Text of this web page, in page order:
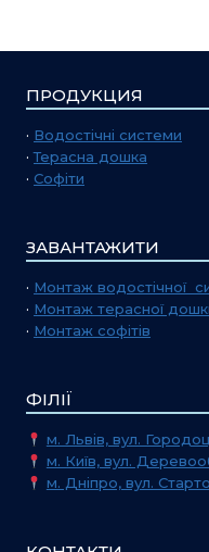
ПРОДУКЦИЯ
· Водостічні системи
·Терасна дошка
· Софіти
ЗАВАНТАЖИТИ
· Монтаж водостічної
· Монтаж терасної
· Монтаж софітів
ФІЛІЇ
м. Львів, вул.
м. Київ, вул.
м. Дніпро, вул.